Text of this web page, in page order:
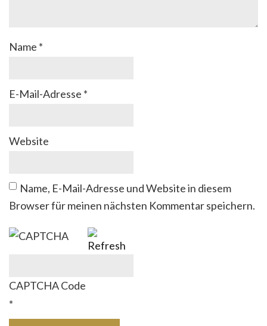
Name *
E-Mail-Adresse *
Website
Name, E-Mail-Adresse und Website in diesem
Browser für meinen nächsten Kommentar speichern.
CAPTCHA Code
*